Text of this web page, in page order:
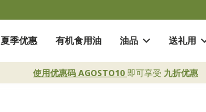
夏季优惠 有机食用油 油品 送礼用
使用优惠码 AGOSTO10 即可享受 九折优惠